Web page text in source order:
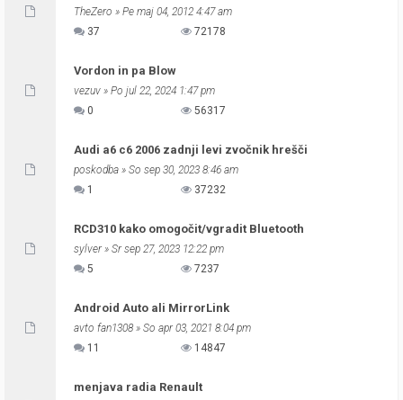
TheZero » Pe maj 04, 2012 4:47 am
37
72178
Vordon in pa Blow
vezuv » Po jul 22, 2024 1:47 pm
0
56317
Audi a6 c6 2006 zadnji levi zvočnik hrešči
poskodba » So sep 30, 2023 8:46 am
1
37232
RCD310 kako omogočit/vgradit Bluetooth
sylver» Sr sep 27, 2023 12:22 pm
5
7237
Android Auto ali MirrorLink
avto fan1308 » So apr 03, 2021 8:04 pm
11
14847
menjava radia Renault